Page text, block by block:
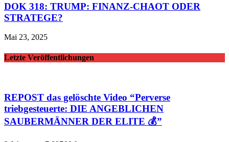
DOK 318: TRUMP: FINANZ-CHAOT ODER
STRATEGE?
Mai 23, 2025
Letzte Veröffentlichungen
REPOST das gelöschte Video “Perverse
triebgesteuerte: DIE ANGEBLICHEN
SAUBERMÄNNER DER ELITE 💰”